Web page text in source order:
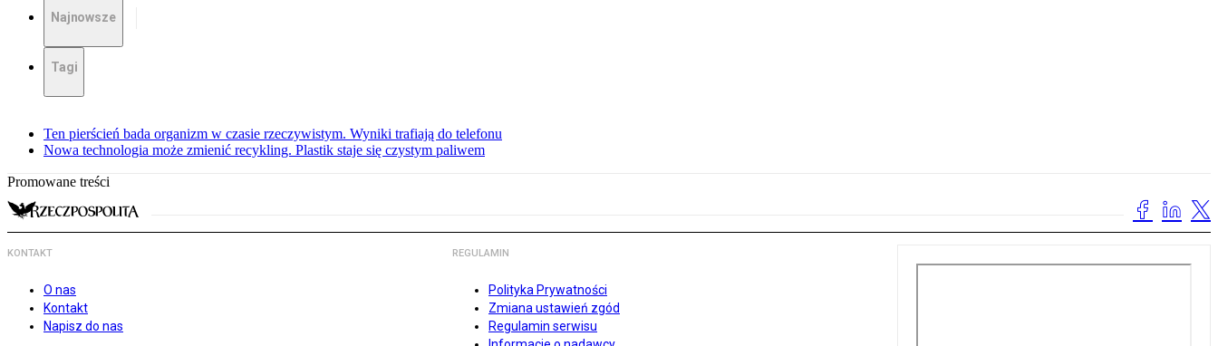
Najnowsze
Tagi
Ten pierścień bada organizm w czasie rzeczywistym. Wyniki trafiają do telefonu
Nowa technologia może zmienić recykling. Plastik staje się czystym paliwem
Promowane treści
KONTAKT
O nas
Kontakt
Napisz do nas
REGULAMIN
Polityka Prywatności
Zmiana ustawień zgód
Regulamin serwisu